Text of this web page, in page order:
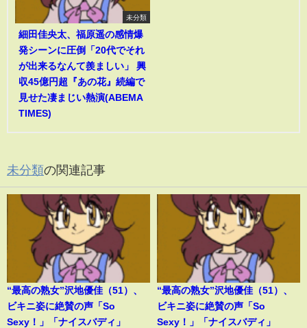
未分類
細田佳央太、福原遥の感情爆
発シーンに圧倒「20代でそれ
が出来るなんて羨ましい」 興
収45億円超『あの花』続編で
見せた凄まじい熱演(ABEMA
TIMES)
未分類の関連記事
“最高の熟女”沢地優佳（51）、
ビキニ姿に絶賛の声「So
Sexy！」「ナイスバディ」
“最高の熟女”沢地優佳（51）、
ビキニ姿に絶賛の声「So
Sexy！」「ナイスバディ」